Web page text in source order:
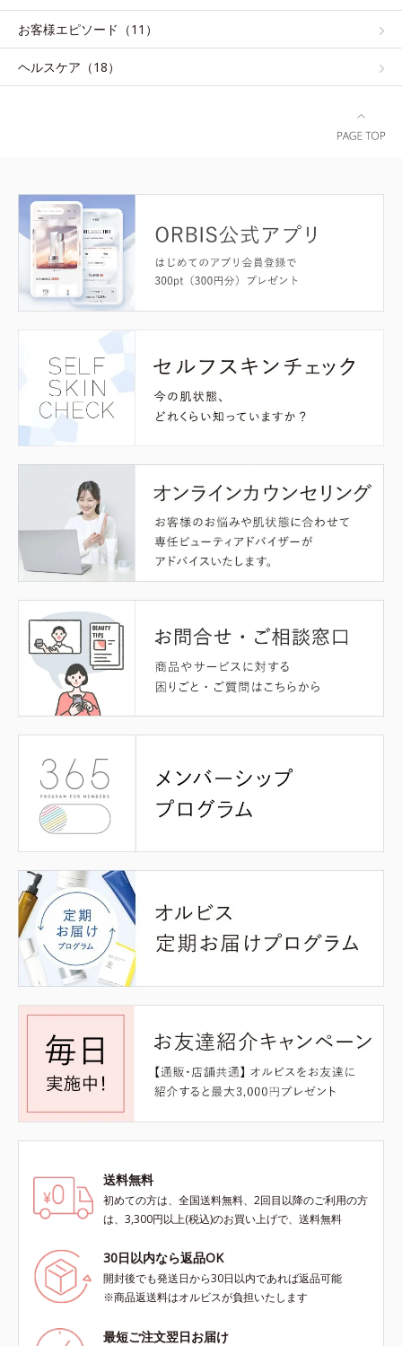
お客様エピソード（11）
ヘルスケア（18）
送料無料
初めての方は、全国送料無料、2回目以降のご利用の方
は、3,300円以上(税込)のお買い上げで、送料無料
30日以内なら返品OK
開封後でも発送日から30日以内であれば返品可能
※商品返送料はオルビスが負担いたします
最短ご注文翌日お届け